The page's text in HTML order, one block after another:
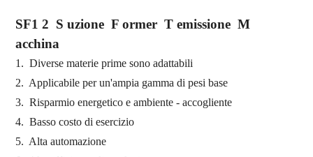
SF12 Suzione Former Temissione M
acchina
1.Diverse materie prime sonoadattabili
2. Applicabile perun'ampia gamma di pesi base
3.Risparmio energetico e ambiente-accogliente
4.Basso costo di esercizio
5. Alta automazione